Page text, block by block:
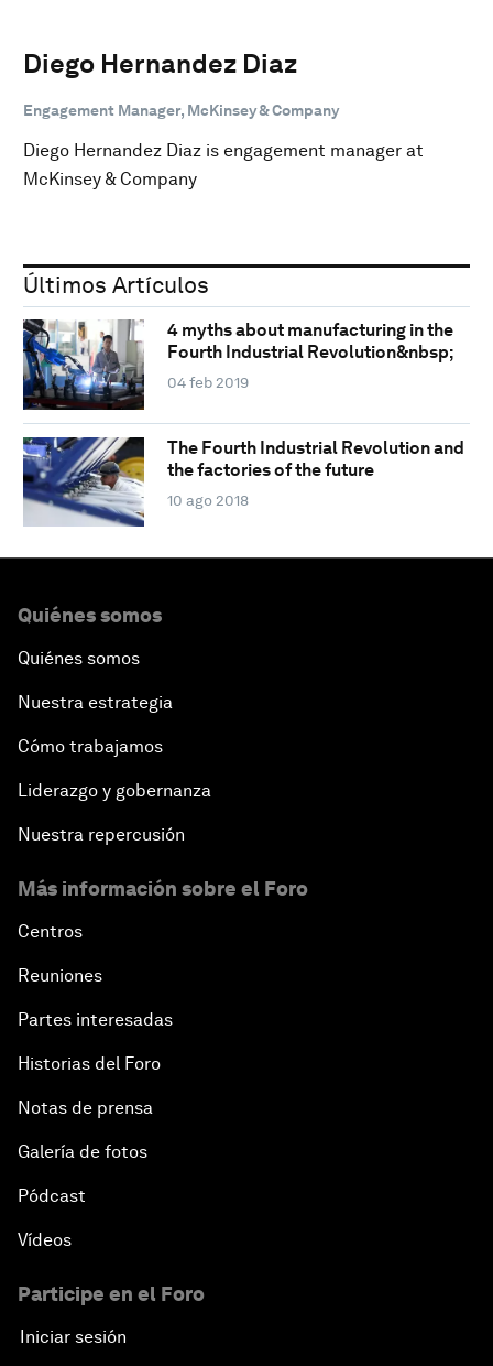
Diego Hernandez Diaz
Engagement Manager, McKinsey & Company
Diego Hernandez Diaz is engagement manager at
McKinsey & Company
Últimos Artículos
4 myths about manufacturing in the
Fourth Industrial Revolution&nbsp;
04 feb 2019
The Fourth Industrial Revolution and
the factories of the future
10 ago 2018
Quiénes somos
Quiénes somos
Nuestra estrategia
Cómo trabajamos
Liderazgo y gobernanza
Nuestra repercusión
Más información sobre el Foro
Centros
Reuniones
Partes interesadas
Historias del Foro
Notas de prensa
Galería de fotos
Pódcast
Vídeos
Participe en el Foro
Iniciar sesión